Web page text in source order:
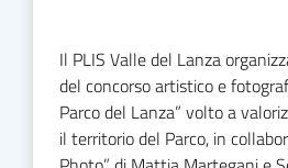
Il PLIS Valle del Lanza
del concorso artistico e
Parco del Lanza” volto a
il territorio del Parco, in